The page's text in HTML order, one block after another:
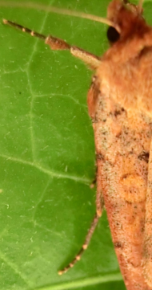
Verdwenen
(voorlopige rode
lijst)
aarduil
PROTOLAMPRA
SOBRINA
Ga direct naar
Verspreiding
Levenscyclus